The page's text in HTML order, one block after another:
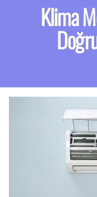
Klima